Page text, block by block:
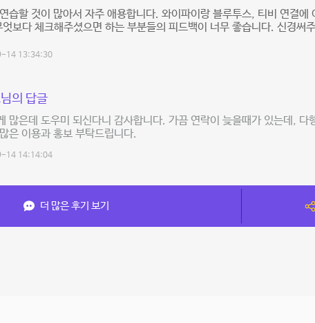
습할 것이 많아서 자주 애용합니다. 와이파이랑 블루투스, 티비 연결에
보다 체크해주셨으면 하는 부분들의 피드백이 너무 좋습니다. 신경써
14 13:34:30
의 답글
많은데 도우미 되신다니 감사합니다. 가끔 연락이 늦을때가 있는데, 다
은 이용과 홍보 부탁드립니다.
14 14:14:04
더 많은 후기 보기